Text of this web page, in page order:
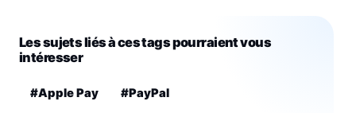
Les sujets liés à ces tags pourraient vous
intéresser
#Apple Pay #PayPal